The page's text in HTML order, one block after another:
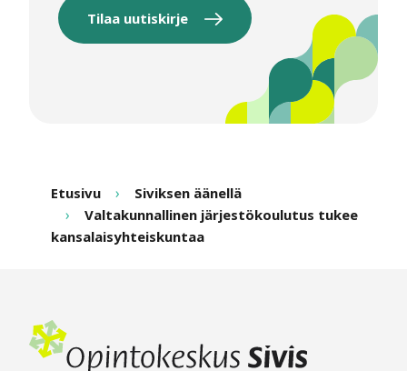
Tilaa uutiskirje
Etusivu
Siviksen äänellä
Valtakunnallinen järjestökoulutus tukee
kansalaisyhteiskuntaa